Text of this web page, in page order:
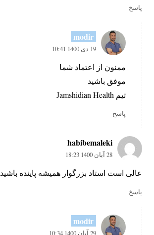
پاسخ
modir
19 دی 1400 10:41
ممنون از اعتماد شما
موفق باشید
تیم Jamshidian Health
پاسخ
habibemaleki
28 آبان 1400 18:23
عالی است استاد بزرگوار همیشه پاینده باشید
پاسخ
modir
29 آبان 1400 10:34